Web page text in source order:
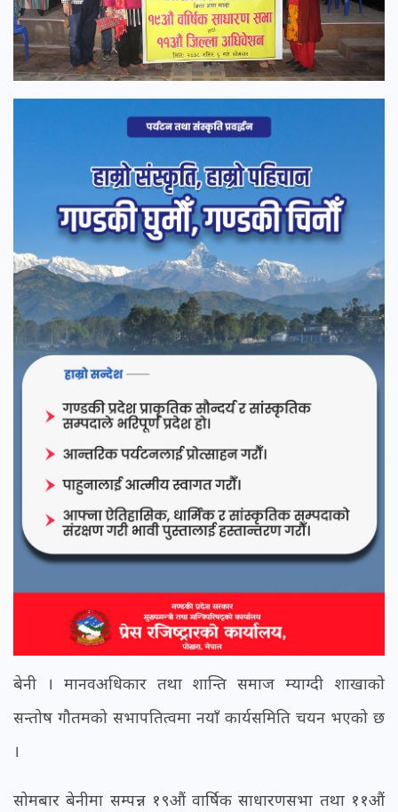
बेनी । मानवअधिकार तथा शान्ति समाज म्याग्दी शाखाको
सन्तोष गौतमको सभापतित्वमा नयाँ कार्यसमिति चयन भएको छ
।
सोमबार बेनीमा सम्पन्न १९औं वार्षिक साधारणसभा तथा ११औं